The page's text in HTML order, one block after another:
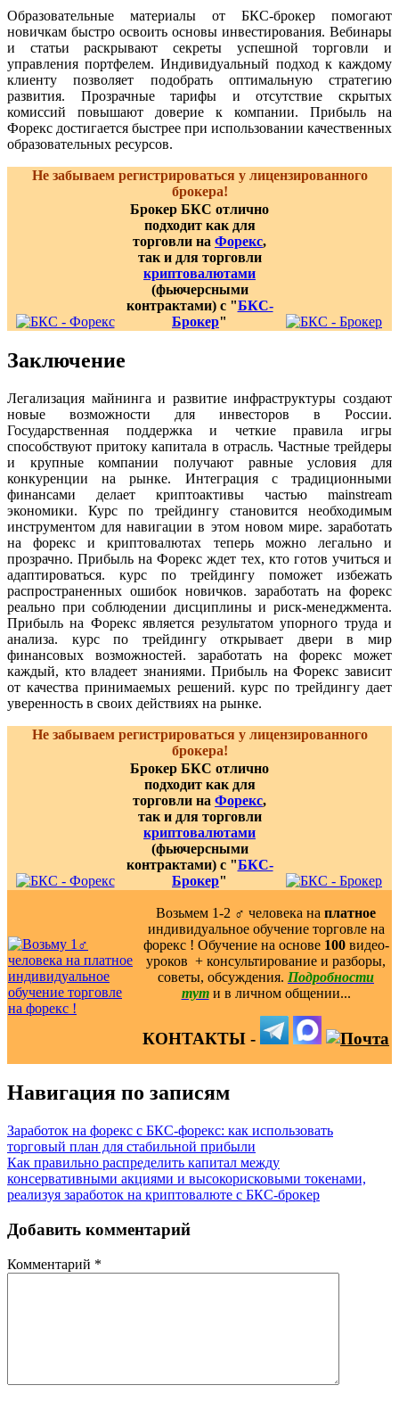
Образовательные материалы от БКС-брокер помогают
новичкам быстро освоить основы инвестирования. Вебинары
и статьи раскрывают секреты успешной торговли и
управления портфелем. Индивидуальный подход к каждому
клиенту позволяет подобрать оптимальную стратегию
развития. Прозрачные тарифы и отсутствие скрытых
комиссий повышают доверие к компании. Прибыль на
Форекс достигается быстрее при использовании качественных
образовательных ресурсов.
Не забываем регистрироваться у лицензированного
брокера!
Брокер БКС отлично
подходит как для
торговли на Форекс,
так и для торговли
криптовалютами
(фьючерсными
контрактами) с "БКС-
Брокер"
Заключение
Легализация майнинга и развитие инфраструктуры создают
новые возможности для инвесторов в России.
Государственная поддержка и четкие правила игры
способствуют притоку капитала в отрасль. Частные трейдеры
и крупные компании получают равные условия для
конкуренции на рынке. Интеграция с традиционными
финансами делает криптоактивы частью mainstream
экономики. Курс по трейдингу становится необходимым
инструментом для навигации в этом новом мире. заработать
на форекс и криптовалютах теперь можно легально и
прозрачно. Прибыль на Форекс ждет тех, кто готов учиться и
адаптироваться. курс по трейдингу поможет избежать
распространенных ошибок новичков. заработать на форекс
реально при соблюдении дисциплины и риск-менеджмента.
Прибыль на Форекс является результатом упорного труда и
анализа. курс по трейдингу открывает двери в мир
финансовых возможностей. заработать на форекс может
каждый, кто владеет знаниями. Прибыль на Форекс зависит
от качества принимаемых решений. курс по трейдингу дает
уверенность в своих действиях на рынке.
Не забываем регистрироваться у лицензированного
брокера!
Брокер БКС отлично
подходит как для
торговли на Форекс,
так и для торговли
криптовалютами
(фьючерсными
контрактами) с "БКС-
Брокер"
Возьмем 1-2 ‍♂️ человека на платное
индивидуальное обучение торговле на
форекс ! Обучение на основе 100видео-
уроков ️ + консультирование и разборы,
советы, обсуждения. Подробности
тут и в личном общении...
КОНТАКТЫ -
Навигация по записям
Заработок на форекс с БКС-форекс: как использовать
торговый план для стабильной прибыли
Как правильно распределить капитал между
консервативными акциями и высокорисковыми токенами,
реализуя заработок на криптовалюте с БКС-брокер
Добавить комментарий
Комментарий *